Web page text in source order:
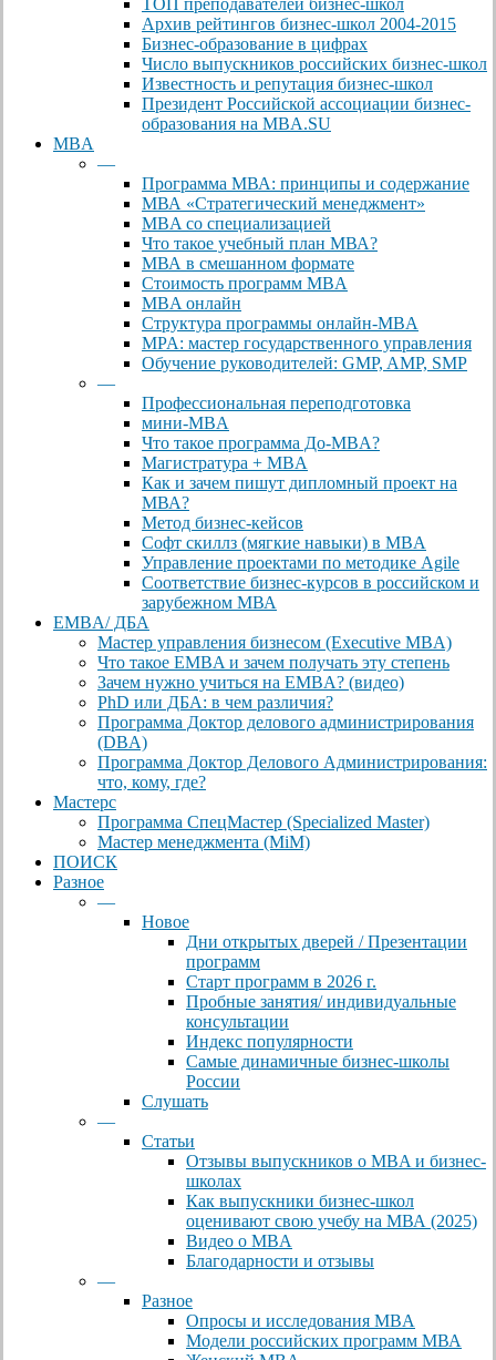
ТОП преподавателей бизнес-школ
Архив рейтингов бизнес-школ 2004-2015
Бизнес-образование в цифрах
Число выпускников российских бизнес-школ
Известность и репутация бизнес-школ
Президент Российской ассоциации бизнес-
образования на MBA.SU
MBA
—
Программа МВА: принципы и содержание
МВА «Cтратегический менеджмент»
MBA со специализацией
Что такое учебный план МВА?
МВА в смешанном формате
Стоимость программ MBA
MBA онлайн
Cтруктура программы онлайн-MBA
MPA: мастер государственного управления
Обучение руководителей: GMP, AMP, SMP
—
Профессиональная переподготовка
мини-MBA
Что такое программа До-MBA?
Магистратура + MBA
Как и зачем пишут дипломный проект на
МВА?
Метод бизнес-кейсов
Софт скиллз (мягкие навыки) в MBA
Управление проектами по методике Agile
Соответствие бизнес-курсов в российском и
зарубежном МВА
EMBA/ ДБA
Мастер управления бизнесом (Executive MBA)
Что такое EMBA и зачем получать эту степень
Зачем нужно учиться на EMBA? (видео)
PhD или ДБА: в чем различия?
Программа Доктор делового администрирования
(DBА)
Программа Доктор Делового Администрирования:
что, кому, где?
Мастерс
Программа СпецМастер (Specialized Master)
Мастер менеджмента (MiM)
ПОИСК
Разное
—
Новое
Дни открытых дверей / Презентации
программ
Старт программ в 2026 г.
Пробные занятия/ индивидуальные
консультации
Индекс популярности
Самые динамичные бизнес-школы
России
Слушать
—
Статьи
Отзывы выпускников о MBA и бизнес-
школах
Как выпускники бизнес-школ
оценивают свою учебу на МВА (2025)
Видео о MBA
Благодарности и отзывы
—
Разное
Опросы и исследования MBA
Модели российских программ МВА